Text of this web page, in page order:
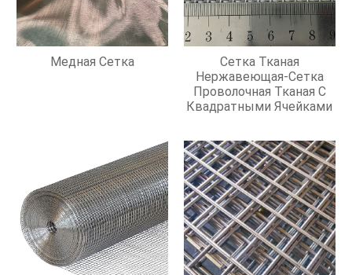
Медная Сетка
Сетка Тканая
Нержавеющая-Сетка
Проволочная Тканая С
Квадратными Ячейками